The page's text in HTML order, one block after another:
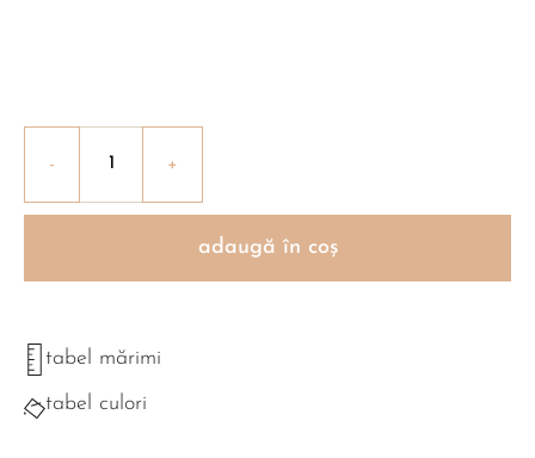
adaugă în coș
tabel mărimi
tabel culori